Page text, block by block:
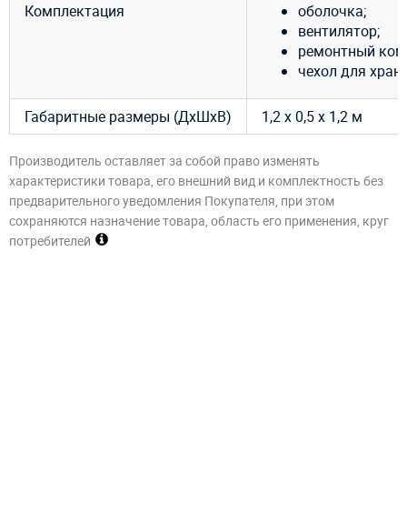
Комплектация
оболочка;
вентилятор;
ремонтный
чехол для
Габаритные размеры (ДхШхВ) 1,2 х 0,5 x 1,2 м
Производитель оставляет за собой право изменять
характеристики товара, его внешний вид и комплектность без
предварительного уведомления Покупателя, при этом
сохраняются назначение товара, область его применения, круг
потребителей